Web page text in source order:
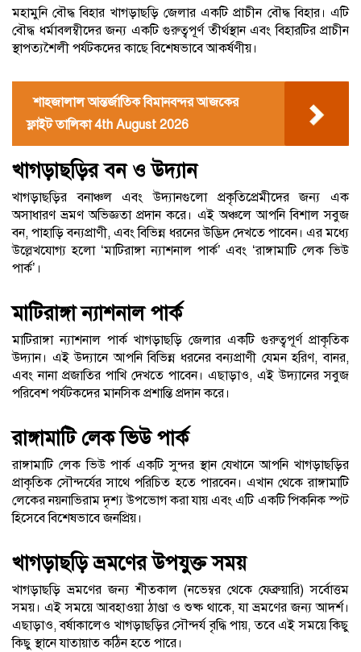
মহামুনি বৌদ্ধ বিহার খাগড়াছড়ি জেলার একটি প্রাচীন বৌদ্ধ বিহার। এটি
বৌদ্ধ ধর্মাবলম্বীদের জন্য একটি গুরুত্বপূর্ণ তীর্থস্থান এবং বিহারটির প্রাচীন
স্থাপত্যশৈলী পর্যটকদের কাছে বিশেষভাবে আকর্ষণীয়।
শাহজালাল আন্তর্জাতিক বিমানবন্দর আজকের
ফ্লাইট তালিকা 4th August 2026
খাগড়াছড়ির বন ও উদ্যান
খাগড়াছড়ির বনাঞ্চল এবং উদ্যানগুলো প্রকৃতিপ্রেমীদের জন্য এক
অসাধারণ ভ্রমণ অভিজ্ঞতা প্রদান করে। এই অঞ্চলে আপনি বিশাল সবুজ
বন, পাহাড়ি বন্যপ্রাণী, এবং বিভিন্ন ধরনের উদ্ভিদ দেখতে পাবেন। এর মধ্যে
উল্লেখযোগ্য হলো ‘মাটিরাঙ্গা ন্যাশনাল পার্ক’ এবং ‘রাঙ্গামাটি লেক ভিউ
পার্ক’।
মাটিরাঙ্গা ন্যাশনাল পার্ক
মাটিরাঙ্গা ন্যাশনাল পার্ক খাগড়াছড়ি জেলার একটি গুরুত্বপূর্ণ প্রাকৃতিক
উদ্যান। এই উদ্যানে আপনি বিভিন্ন ধরনের বন্যপ্রাণী যেমন হরিণ, বানর,
এবং নানা প্রজাতির পাখি দেখতে পাবেন। এছাড়াও, এই উদ্যানের সবুজ
পরিবেশ পর্যটকদের মানসিক প্রশান্তি প্রদান করে।
রাঙ্গামাটি লেক ভিউ পার্ক
রাঙ্গামাটি লেক ভিউ পার্ক একটি সুন্দর স্থান যেখানে আপনি খাগড়াছড়ির
প্রাকৃতিক সৌন্দর্যের সাথে পরিচিত হতে পারবেন। এখান থেকে রাঙ্গামাটি
লেকের নয়নাভিরাম দৃশ্য উপভোগ করা যায় এবং এটি একটি পিকনিক স্পট
হিসেবে বিশেষভাবে জনপ্রিয়।
খাগড়াছড়ি ভ্রমণের উপযুক্ত সময়
খাগড়াছড়ি ভ্রমণের জন্য শীতকাল (নভেম্বর থেকে ফেব্রুয়ারি) সর্বোত্তম
সময়। এই সময়ে আবহাওয়া ঠাণ্ডা ও শুষ্ক থাকে, যা ভ্রমণের জন্য আদর্শ।
এছাড়াও, বর্ষাকালেও খাগড়াছড়ির সৌন্দর্য বৃদ্ধি পায়, তবে এই সময়ে কিছু
কিছু স্থানে যাতায়াত কঠিন হতে পারে।